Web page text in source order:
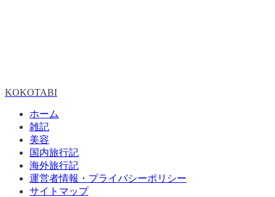
KOKOTABI
ホーム
雑記
美容
国内旅行記
海外旅行記
運営者情報・プライバシーポリシー
サイトマップ